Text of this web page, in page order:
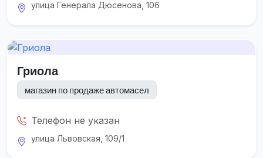
улица Генерала Дюсенова, 106
Гриола
магазин по продаже автомасел
Телефон не указан
улица Львовская, 109/1